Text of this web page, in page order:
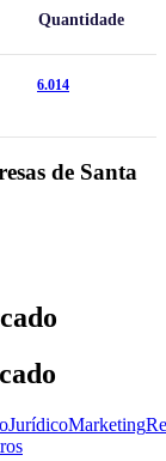
Quantidade
6.014
de Santa
JurídicoMarketing